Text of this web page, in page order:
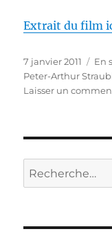
Extrait du film
Publié
le
7 janvier 2011 En
Peter-Arthur
Laisser un
Recherche
pour :